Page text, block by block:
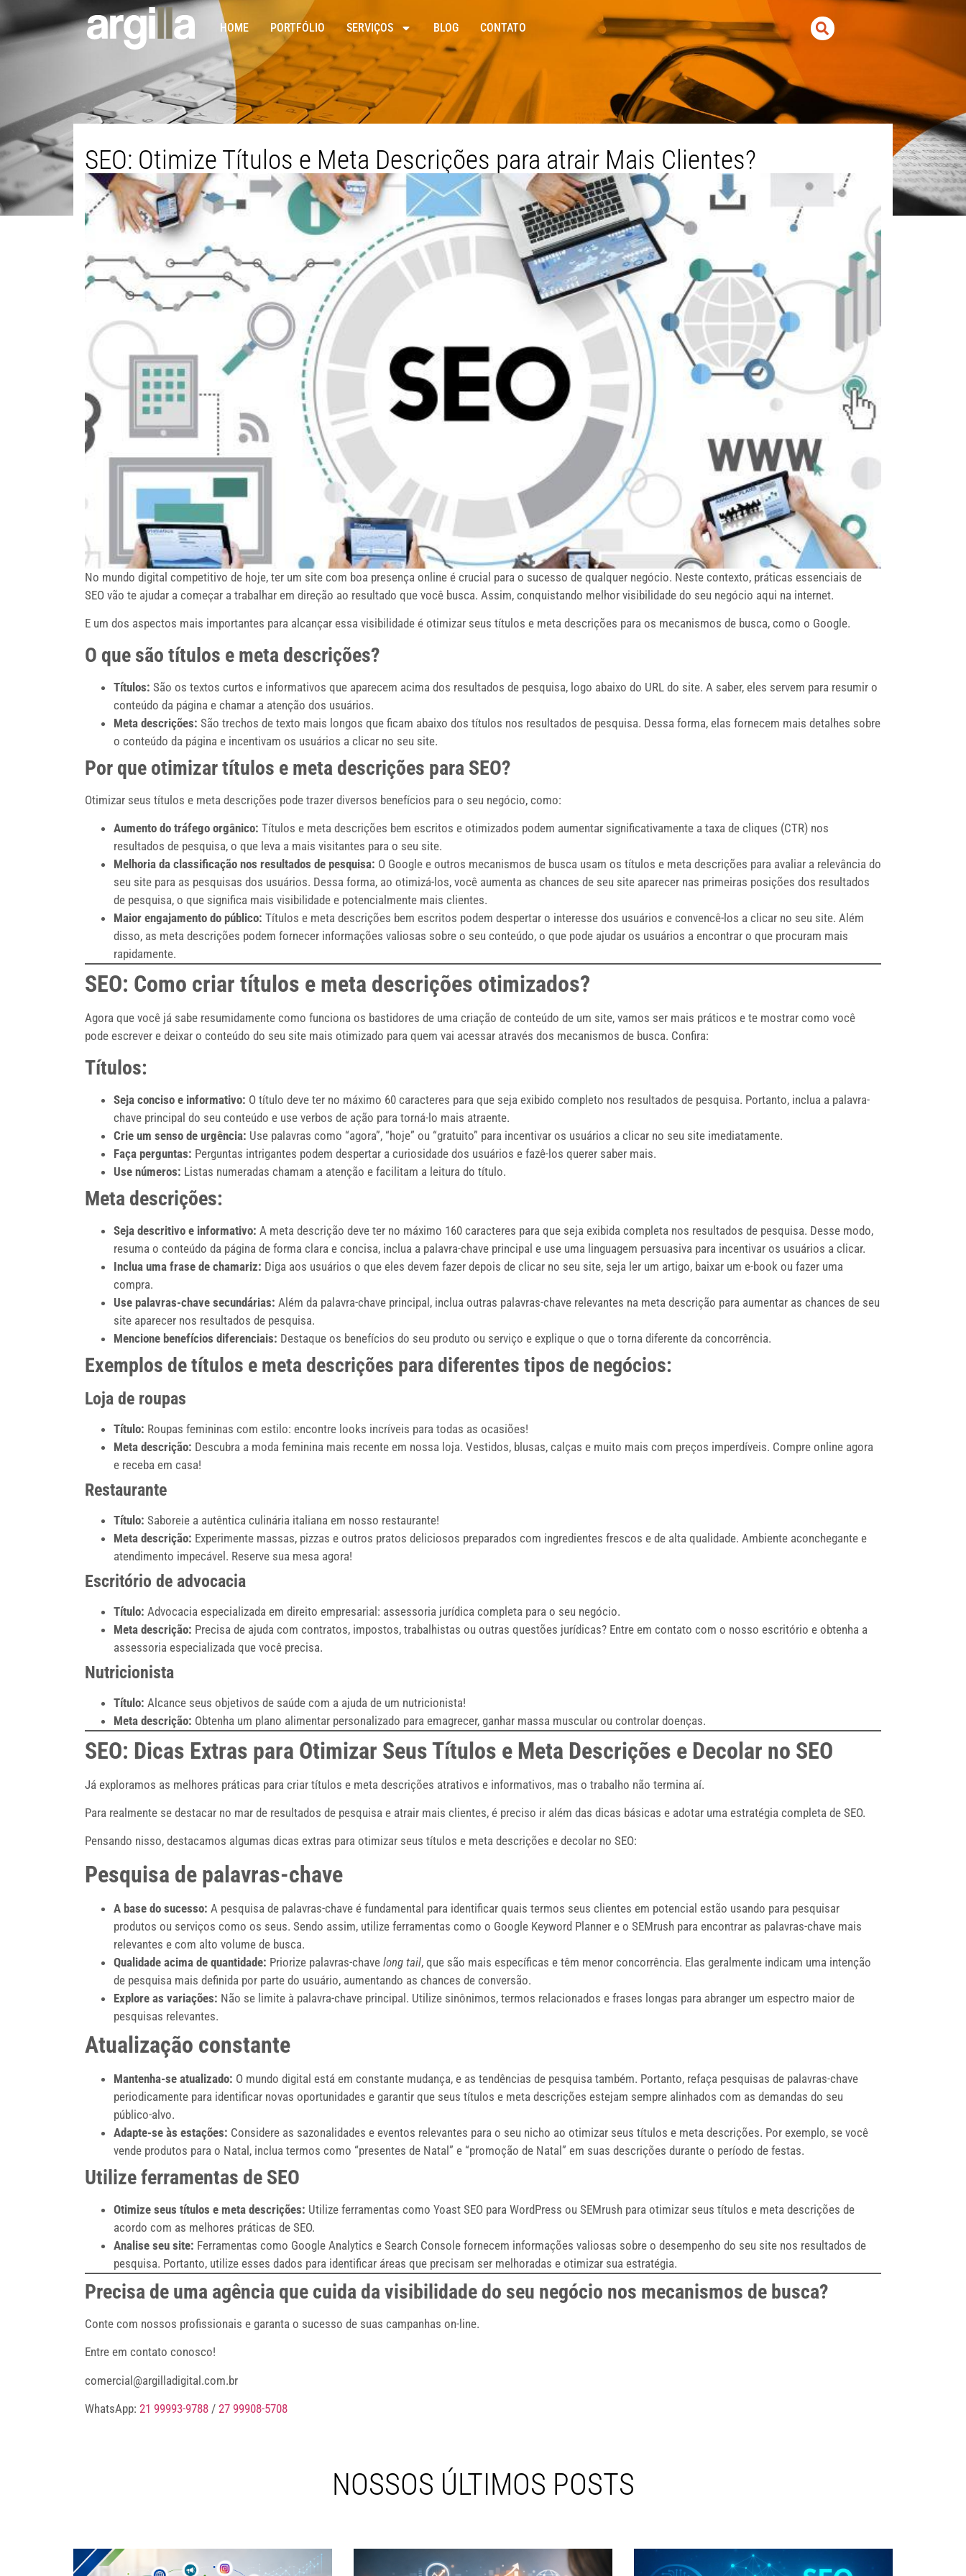
HOME PORTFÓLIO SERVIÇOS BLOG CONTATO
SEO: Otimize Títulos e Meta Descrições para atrair Mais Clientes?
No mundo digital competitivo de hoje, ter um site com boa presença online é crucial para o sucesso de qualquer negócio. Neste contexto, práticas essenciais de
SEO vão te ajudar a começar a trabalhar em direção ao resultado que você busca. Assim, conquistando melhor visibilidade do seu negócio aqui na internet.
E um dos aspectos mais importantes para alcançar essa visibilidade é otimizar seus títulos e meta descrições para os mecanismos de busca, como o Google.
O que são títulos e meta descrições?
Títulos: São os textos curtos e informativos que aparecem acima dos resultados de pesquisa, logo abaixo do URL do site. A saber, eles servem para resumir o
conteúdo da página e chamar a atenção dos usuários.
Meta descrições: São trechos de texto mais longos que ficam abaixo dos títulos nos resultados de pesquisa. Dessa forma, elas fornecem mais detalhes sobre
o conteúdo da página e incentivam os usuários a clicar no seu site.
Por que otimizar títulos e meta descrições para SEO?
Otimizar seus títulos e meta descrições pode trazer diversos benefícios para o seu negócio, como:
Aumento do tráfego orgânico: Títulos e meta descrições bem escritos e otimizados podem aumentar significativamente a taxa de cliques (CTR) nos
resultados de pesquisa, o que leva a mais visitantes para o seu site.
Melhoria da classificação nos resultados de pesquisa: O Google e outros mecanismos de busca usam os títulos e meta descrições para avaliar a relevância do
seu site para as pesquisas dos usuários. Dessa forma, ao otimizá-los, você aumenta as chances de seu site aparecer nas primeiras posições dos resultados
de pesquisa, o que significa mais visibilidade e potencialmente mais clientes.
Maior engajamento do público: Títulos e meta descrições bem escritos podem despertar o interesse dos usuários e convencê-los a clicar no seu site. Além
disso, as meta descrições podem fornecer informações valiosas sobre o seu conteúdo, o que pode ajudar os usuários a encontrar o que procuram mais
rapidamente.
SEO: Como criar títulos e meta descrições otimizados?
Agora que você já sabe resumidamente como funciona os bastidores de uma criação de conteúdo de um site, vamos ser mais práticos e te mostrar como você
pode escrever e deixar o conteúdo do seu site mais otimizado para quem vai acessar através dos mecanismos de busca. Confira:
Títulos:
Seja conciso e informativo: O título deve ter no máximo 60 caracteres para que seja exibido completo nos resultados de pesquisa. Portanto, inclua a palavra-
chave principal do seu conteúdo e use verbos de ação para torná-lo mais atraente.
Crie um senso de urgência: Use palavras como “agora”, “hoje” ou “gratuito” para incentivar os usuários a clicar no seu site imediatamente.
Faça perguntas: Perguntas intrigantes podem despertar a curiosidade dos usuários e fazê-los querer saber mais.
Use números: Listas numeradas chamam a atenção e facilitam a leitura do título.
Meta descrições:
Seja descritivo e informativo: A meta descrição deve ter no máximo 160 caracteres para que seja exibida completa nos resultados de pesquisa. Desse modo,
resuma o conteúdo da página de forma clara e concisa, inclua a palavra-chave principal e use uma linguagem persuasiva para incentivar os usuários a clicar.
Inclua uma frase de chamariz: Diga aos usuários o que eles devem fazer depois de clicar no seu site, seja ler um artigo, baixar um e-book ou fazer uma
compra.
Use palavras-chave secundárias: Além da palavra-chave principal, inclua outras palavras-chave relevantes na meta descrição para aumentar as chances de seu
site aparecer nos resultados de pesquisa.
Mencione benefícios diferenciais: Destaque os benefícios do seu produto ou serviço e explique o que o torna diferente da concorrência.
Exemplos de títulos e meta descrições para diferentes tipos de negócios:
Loja de roupas
Título: Roupas femininas com estilo: encontre looks incríveis para todas as ocasiões!
Meta descrição: Descubra a moda feminina mais recente em nossa loja. Vestidos, blusas, calças e muito mais com preços imperdíveis. Compre online agora
e receba em casa!
Restaurante
Título: Saboreie a autêntica culinária italiana em nosso restaurante!
Meta descrição: Experimente massas, pizzas e outros pratos deliciosos preparados com ingredientes frescos e de alta qualidade. Ambiente aconchegante e
atendimento impecável. Reserve sua mesa agora!
Escritório de advocacia
Título: Advocacia especializada em direito empresarial: assessoria jurídica completa para o seu negócio.
Meta descrição: Precisa de ajuda com contratos, impostos, trabalhistas ou outras questões jurídicas? Entre em contato com o nosso escritório e obtenha a
assessoria especializada que você precisa.
Nutricionista
Título: Alcance seus objetivos de saúde com a ajuda de um nutricionista!
Meta descrição: Obtenha um plano alimentar personalizado para emagrecer, ganhar massa muscular ou controlar doenças.
SEO: Dicas Extras para Otimizar Seus Títulos e Meta Descrições e Decolar no SEO
Já exploramos as melhores práticas para criar títulos e meta descrições atrativos e informativos, mas o trabalho não termina aí.
Para realmente se destacar no mar de resultados de pesquisa e atrair mais clientes, é preciso ir além das dicas básicas e adotar uma estratégia completa de SEO.
Pensando nisso, destacamos algumas dicas extras para otimizar seus títulos e meta descrições e decolar no SEO:
Pesquisa de palavras-chave
A base do sucesso: A pesquisa de palavras-chave é fundamental para identificar quais termos seus clientes em potencial estão usando para pesquisar
produtos ou serviços como os seus. Sendo assim, utilize ferramentas como o Google Keyword Planner e o SEMrush para encontrar as palavras-chave mais
relevantes e com alto volume de busca.
Qualidade acima de quantidade: Priorize palavras-chave long tail, que são mais específicas e têm menor concorrência. Elas geralmente indicam uma intenção
de pesquisa mais definida por parte do usuário, aumentando as chances de conversão.
Explore as variações: Não se limite à palavra-chave principal. Utilize sinônimos, termos relacionados e frases longas para abranger um espectro maior de
pesquisas relevantes.
Atualização constante
Mantenha-se atualizado: O mundo digital está em constante mudança, e as tendências de pesquisa também. Portanto, refaça pesquisas de palavras-chave
periodicamente para identificar novas oportunidades e garantir que seus títulos e meta descrições estejam sempre alinhados com as demandas do seu
público-alvo.
Adapte-se às estações: Considere as sazonalidades e eventos relevantes para o seu nicho ao otimizar seus títulos e meta descrições. Por exemplo, se você
vende produtos para o Natal, inclua termos como “presentes de Natal” e “promoção de Natal” em suas descrições durante o período de festas.
Utilize ferramentas de SEO
Otimize seus títulos e meta descrições: Utilize ferramentas como Yoast SEO para WordPress ou SEMrush para otimizar seus títulos e meta descrições de
acordo com as melhores práticas de SEO.
Analise seu site: Ferramentas como Google Analytics e Search Console fornecem informações valiosas sobre o desempenho do seu site nos resultados de
pesquisa. Portanto, utilize esses dados para identificar áreas que precisam ser melhoradas e otimizar sua estratégia.
Precisa de uma agência que cuida da visibilidade do seu negócio nos mecanismos de busca?
Conte com nossos profissionais e garanta o sucesso de suas campanhas on-line.
Entre em contato conosco!
comercial@argilladigital.com.br
WhatsApp: 21 99993-9788 / 27 99908-5708
NOSSOS ÚLTIMOS POSTS